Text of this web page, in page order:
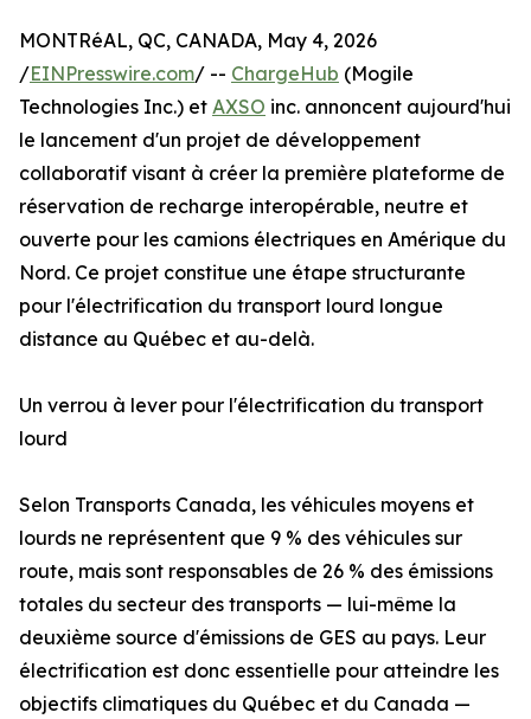
MONTRéAL, QC, CANADA, May 4, 2026
/EINPresswire.com/ -- ChargeHub (Mogile
Technologies Inc.) et AXSO inc. annoncent aujourd'hui
le lancement d'un projet de développement
collaboratif visant à créer la première plateforme de
réservation de recharge interopérable, neutre et
ouverte pour les camions électriques en Amérique du
Nord. Ce projet constitue une étape structurante
pour l'électrification du transport lourd longue
distance au Québec et au-delà.
Un verrou à lever pour l'électrification du transport
lourd
Selon Transports Canada, les véhicules moyens et
lourds ne représentent que 9 % des véhicules sur
route, mais sont responsables de 26 % des émissions
totales du secteur des transports — lui-même la
deuxième source d'émissions de GES au pays. Leur
électrification est donc essentielle pour atteindre les
objectifs climatiques du Québec et du Canada —